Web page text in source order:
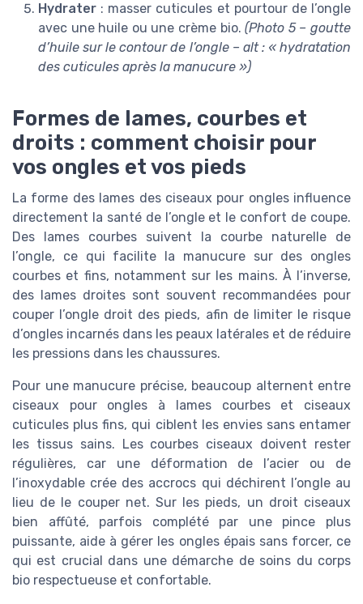
Hydrater : masser cuticules et pourtour de l’ongle
avec une huile ou une crème bio.(Photo 5 – goutte
d’huile sur le contour de l’ongle – alt : « hydratation
des cuticules après la manucure »)
Formes de lames, courbes et
droits : comment choisir pour
vos ongles et vos pieds
La forme des lames des ciseaux pour ongles influence
directement la santé de l’ongle et le confort de coupe.
Des lames courbes suivent la courbe naturelle de
l’ongle, ce qui facilite la manucure sur des ongles
courbes et fins, notamment sur les mains. À l’inverse,
des lames droites sont souvent recommandées pour
couper l’ongle droit des pieds, afin de limiter le risque
d’ongles incarnés dans les peaux latérales et de réduire
les pressions dans les chaussures.
Pour une manucure précise, beaucoup alternent entre
ciseaux pour ongles à lames courbes et ciseaux
cuticules plus fins, qui ciblent les envies sans entamer
les tissus sains. Les courbes ciseaux doivent rester
régulières, car une déformation de l’acier ou de
l’inoxydable crée des accrocs qui déchirent l’ongle au
lieu de le couper net. Sur les pieds, un droit ciseaux
bien affûté, parfois complété par une pince plus
puissante, aide à gérer les ongles épais sans forcer, ce
qui est crucial dans une démarche de soins du corps
bio respectueuse et confortable.